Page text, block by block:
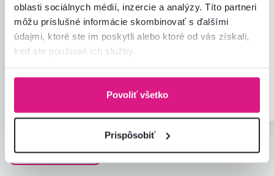
oblasti sociálnych médií, inzercie a analýzy. Títo partneri
môžu príslušné informácie skombinovať s ďalšími
údajmi, ktoré ste im poskytli alebo ktoré od vás získali,
keď ste používali ich služby.
Povoliť všetko
Prispôsobiť
S tovarom som bola veľmi
spokojná,skriňa bola presne ako na
obrázku.
Čítať viac
Recenzia pre rovnaký model, avšak v inom
Užitočné
(0x)
Všetky recenzie